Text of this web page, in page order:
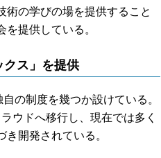
術の学びの場を提供すること
提供している。
クス」を提供
の制度を幾つか設けている。
ウドへ移行し、現在では多く
開発されている。